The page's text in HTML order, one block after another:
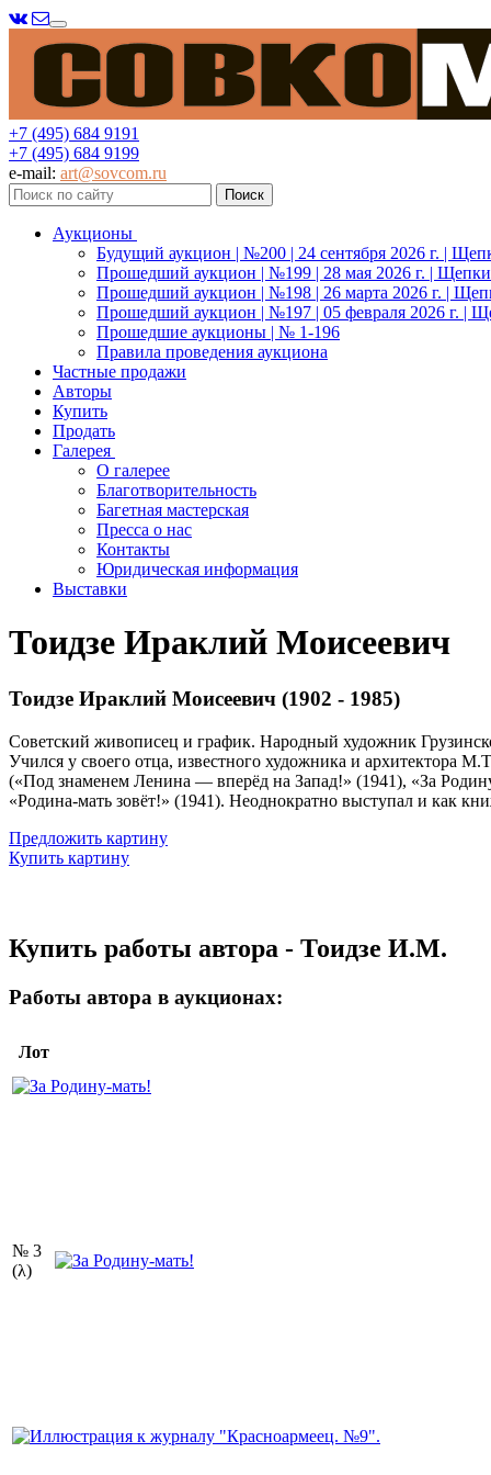
Меню
+7 (495) 684 9191
+7 (495) 684 9199
e-mail: art@sovcom.ru
Аукционы
Будущий аукцион | №200 | 24 сентября 2026 г. |
Прошедший аукцион | №199 | 28 мая 2026 г. |
Прошедший аукцион | №198 | 26 марта 2026 г. |
Прошедший аукцион | №197 | 05 февраля 2026 г. |
Прошедшие аукционы | № 1-196
Правила проведения аукциона
Частные продажи
Авторы
Купить
Продать
Галерея
О галерее
Благотворительность
Багетная мастерская
Пресса о нас
Контакты
Юридическая информация
Выставки
Тоидзе Ираклий Моисеевич
Тоидзе Ираклий Моисеевич (1902 - 1985)
Советский живописец и график. Народный художник
Учился у своего отца, известного художника и архитектора
(«Под знаменем Ленина — вперёд на Запад!» (1941), «За
«Родина-мать зовёт!» (1941). Неоднократно выступал и как
Предложить картину
Купить картину
Купить работы автора - Тоидзе И.М.
Работы автора в аукционах:
Лот
№ 3
(λ)